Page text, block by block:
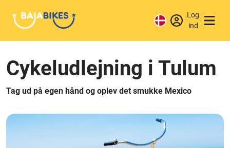
Log
ind
Cykeludlejning i Tulum
Tag ud på egen hånd og oplev det smukke Mexico